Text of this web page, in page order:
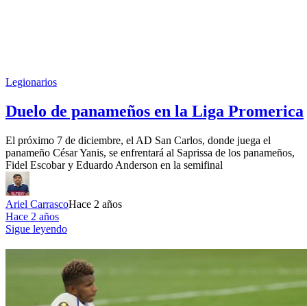
Legionarios
Duelo de panameños en la Liga Promerica
El próximo 7 de diciembre, el AD San Carlos, donde juega el
panameño César Yanis, se enfrentará al Saprissa de los panameños,
Fidel Escobar y Eduardo Anderson en la semifinal
Ariel CarrascoHace 2 años
Hace 2 años
Sigue leyendo